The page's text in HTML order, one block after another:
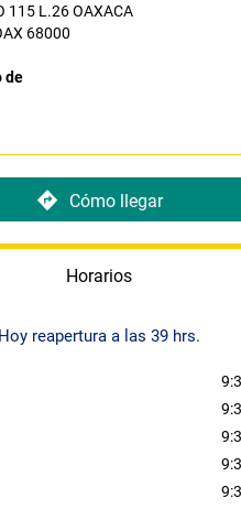
115 L.26 OAXACA
68000
de
Cómo llegar
Horarios
Hoy reapertura a las 39 hrs.